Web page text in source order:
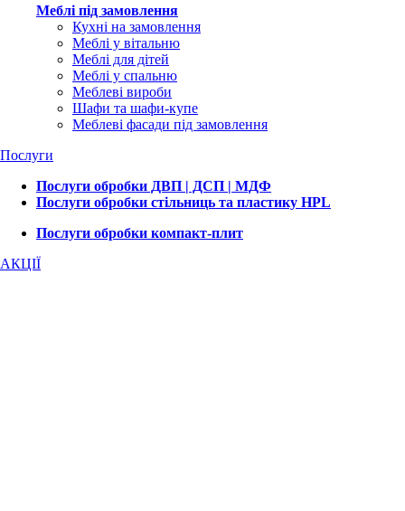
Меблі під замовлення
Кухні на замовлення
Меблі у вітальню
Меблі для дітей
Меблі у спальню
Меблеві вироби
Шафи та шафи-купе
Меблеві фасади під замовлення
Послуги
Послуги обробки ДВП | ДСП | МДФ
Послуги обробки стільниць та пластику HPL
Послуги обробки компакт-плит
АКЦІЇ